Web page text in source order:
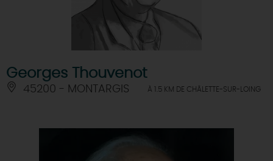
Georges Thouvenot
45200 - MONTARGIS À 1.5 KM DE CHÂLETTE-SUR-LOING